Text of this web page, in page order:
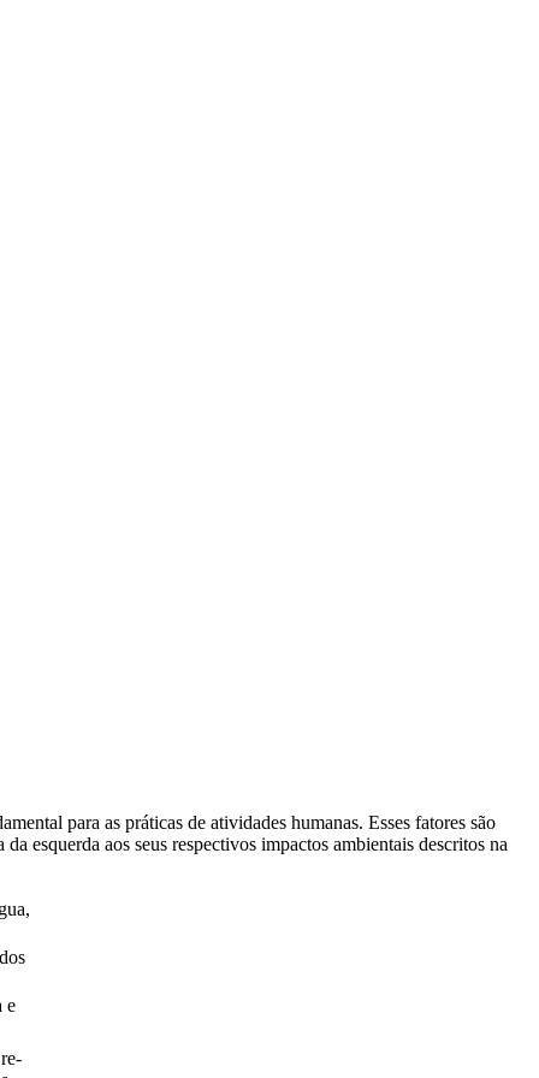
para as práticas de atividades humanas. Esses fatores são
esquerda aos seus respectivos impactos ambientais descritos na
e
re­